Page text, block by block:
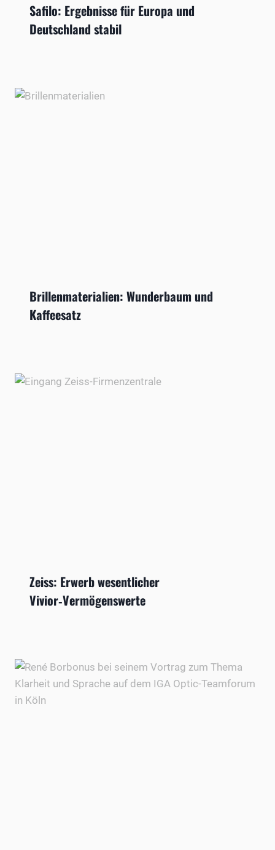
Safilo: Ergebnisse für Europa und
Deutschland stabil
Brillenmaterialien: Wunderbaum und
Kaffeesatz
Zeiss: Erwerb wesentlicher
Vivior‑Vermögenswerte